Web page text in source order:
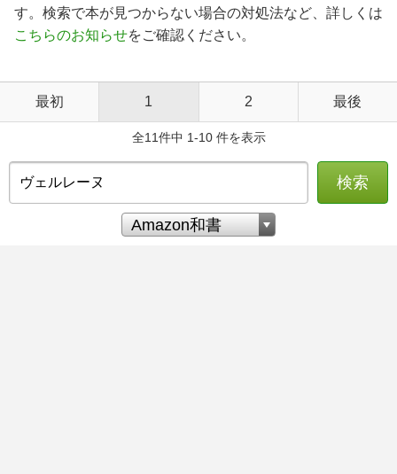
す。検索で本が見つからない場合の対処法など、詳しくは
こちらのお知らせをご確認ください。
最初 1 2 最後
全11件中 1-10 件を表示
検索